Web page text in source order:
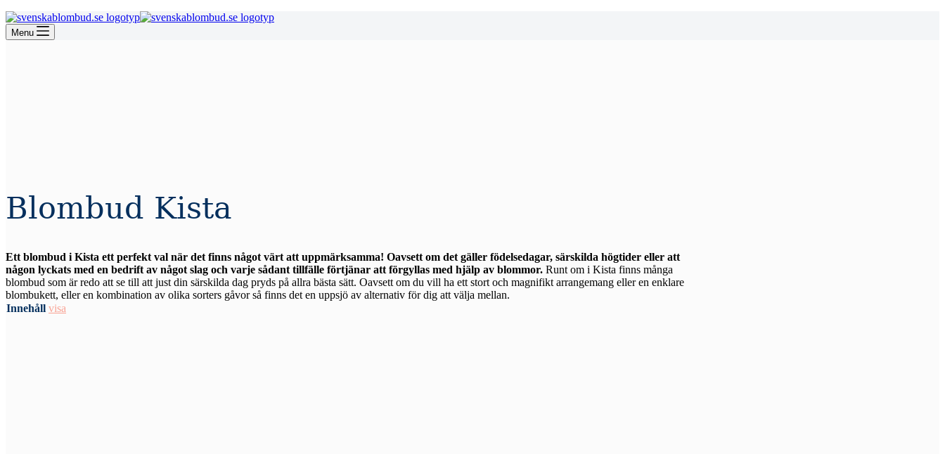
Menu
Blombud Kista
Ett blombud i Kista ett perfekt val när det finns något värt att uppmärksamma! Oavsett om det gäller födelsedagar, särskilda högtider eller att
någon lyckats med en bedrift av något slag och varje sådant tillfälle förtjänar att förgyllas med hjälp av blommor.
blombud som är redo att se till att just din särskilda dag pryds på allra bästa sätt. Oavsett om du vill ha ett stort och magnifikt arrangemang eller en enklare
blombukett, eller en kombination av olika sorters gåvor så finns det en uppsjö av alternativ för dig att välja mellan.
Innehåll visa